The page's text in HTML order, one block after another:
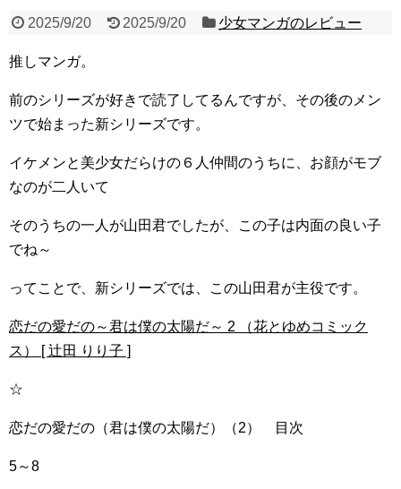
2025/9/20 2025/9/20 少女マンガのレビュー
推しマンガ。
前のシリーズが好きで読了してるんですが、その後のメン
ツで始まった新シリーズです。
イケメンと美少女だらけの６人仲間のうちに、お顔がモブ
なのが二人いて
そのうちの一人が山田君でしたが、この子は内面の良い子
でね～
ってことで、新シリーズでは、この山田君が主役です。
恋だの愛だの～君は僕の太陽だ～ 2 （花とゆめコミック
ス） [ 辻田 りり子 ]
☆
恋だの愛だの（君は僕の太陽だ）（2） 目次
5～8